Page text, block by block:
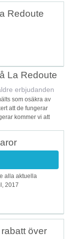
Topp
Redoute
La Redoute
erbjudanden
som osäkra av
att de fungerar
kommer vi att
alla aktuella
2017
över